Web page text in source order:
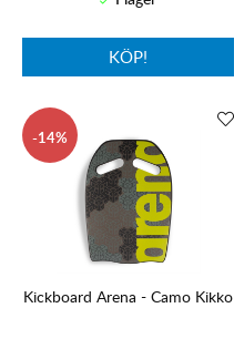
KÖP!
14
Kickboard Arena - Camo Kikko